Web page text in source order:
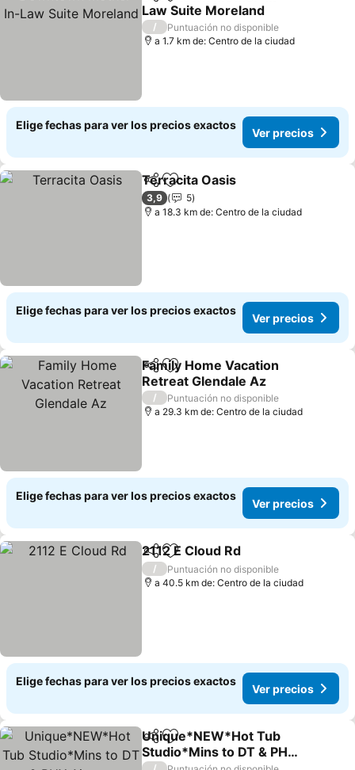
Law Suite Moreland
/
Puntuación no disponible
a 1.7 km de: Centro de la ciudad
Elige fechas para ver los precios exactos
Ver precios
Compartir
Agregar a favoritos
Terracita Oasis
3,9
5
a 18.3 km de: Centro de la ciudad
Elige fechas para ver los precios exactos
Ver precios
CompartirAgregar a favoritos
Family Home Vacation
Retreat Glendale Az
/
Puntuación no disponible
a 29.3 km de: Centro de la ciudad
Elige fechas para ver los precios exactos
Ver precios
CompartirAgregar a favoritos
2112 E Cloud Rd
/
Puntuación no disponible
a 40.5 km de: Centro de la ciudad
Elige fechas para ver los precios exactos
Ver precios
CompartirAgregar a favoritos
Unique*NEW*Hot Tub
Studio*Mins to DT & PHX